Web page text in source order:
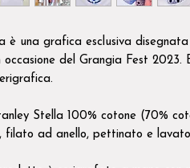
è una grafica esclusiva
occasione del Grangia Fest 2023.
Stella 100% cotone (70%
filato ad anello, pettinato e